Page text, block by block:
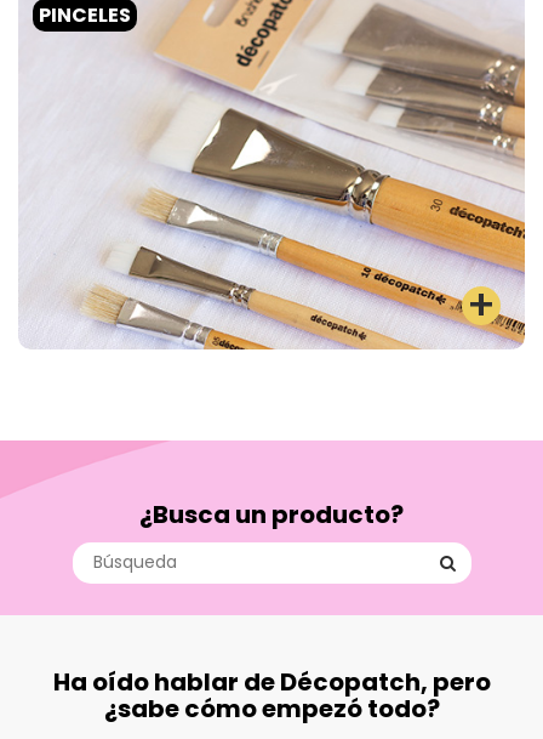
PINCELES
¿Busca un producto?
Ha oído hablar de Décopatch, pero
¿sabe cómo empezó todo?